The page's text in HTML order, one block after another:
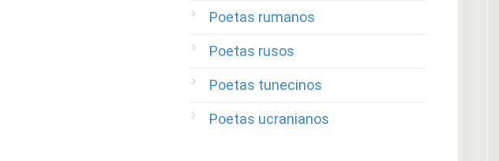
Poetas rumanos
Poetas rusos
Poetas tunecinos
Poetas ucranianos